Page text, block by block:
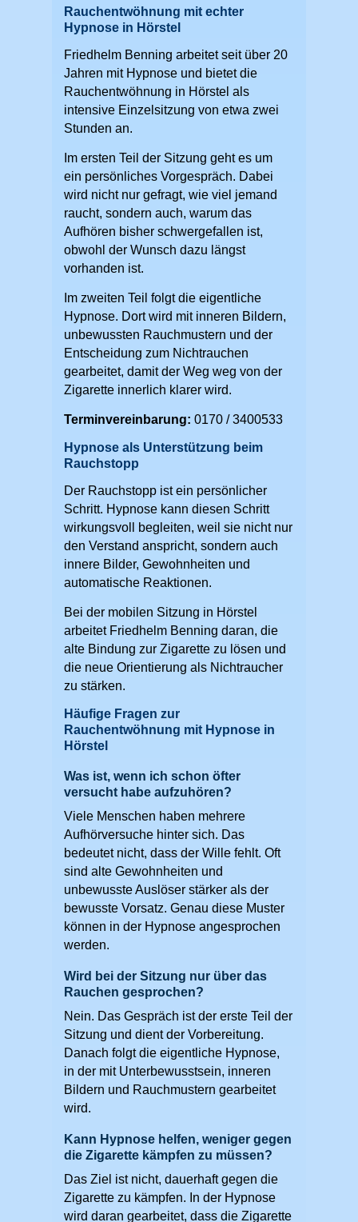
Rauchentwöhnung mit echter
Hypnose in Hörstel
Friedhelm Benning arbeitet seit über 20
Jahren mit Hypnose und bietet die
Rauchentwöhnung in Hörstel als
intensive Einzelsitzung von etwa zwei
Stunden an.
Im ersten Teil der Sitzung geht es um
ein persönliches Vorgespräch. Dabei
wird nicht nur gefragt, wie viel jemand
raucht, sondern auch, warum das
Aufhören bisher schwergefallen ist,
obwohl der Wunsch dazu längst
vorhanden ist.
Im zweiten Teil folgt die eigentliche
Hypnose. Dort wird mit inneren Bildern,
unbewussten Rauchmustern und der
Entscheidung zum Nichtrauchen
gearbeitet, damit der Weg weg von der
Zigarette innerlich klarer wird.
Terminvereinbarung: 0170 / 3400533
Hypnose als Unterstützung beim
Rauchstopp
Der Rauchstopp ist ein persönlicher
Schritt. Hypnose kann diesen Schritt
wirkungsvoll begleiten, weil sie nicht nur
den Verstand anspricht, sondern auch
innere Bilder, Gewohnheiten und
automatische Reaktionen.
Bei der mobilen Sitzung in Hörstel
arbeitet Friedhelm Benning daran, die
alte Bindung zur Zigarette zu lösen und
die neue Orientierung als Nichtraucher
zu stärken.
Häufige Fragen zur
Rauchentwöhnung mit Hypnose in
Hörstel
Was ist, wenn ich schon öfter
versucht habe aufzuhören?
Viele Menschen haben mehrere
Aufhörversuche hinter sich. Das
bedeutet nicht, dass der Wille fehlt. Oft
sind alte Gewohnheiten und
unbewusste Auslöser stärker als der
bewusste Vorsatz. Genau diese Muster
können in der Hypnose angesprochen
werden.
Wird bei der Sitzung nur über das
Rauchen gesprochen?
Nein. Das Gespräch ist der erste Teil der
Sitzung und dient der Vorbereitung.
Danach folgt die eigentliche Hypnose,
in der mit Unterbewusstsein, inneren
Bildern und Rauchmustern gearbeitet
wird.
Kann Hypnose helfen, weniger gegen
die Zigarette kämpfen zu müssen?
Das Ziel ist nicht, dauerhaft gegen die
Zigarette zu kämpfen. In der Hypnose
wird daran gearbeitet, dass die Zigarette